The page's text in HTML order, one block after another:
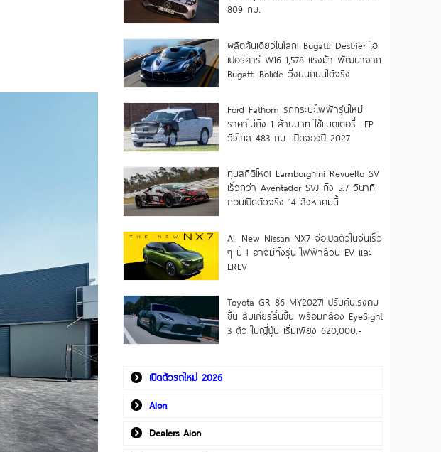
809 กม.
ผลิตคันเดียวในโลก! Bugatti Destrier ไฮ
เปอร์คาร์ W16 1,578 แรงม้า พัฒนาจาก
Bugatti Bolide วิ่งบนถนนได้จริง
Ford Fathom รถกระบะไฟฟ้ารุ่นใหม่
ราคาไม่ถึง 1 ล้านบาท ใช้แบตเตอรี่ LFP
วิ่งไกล 483 กม. เปิดจองปี 2027
ทุบสถิติโหด! Lamborghini Revuelto SV
เร็วกว่า Aventador SVJ ถึง 5.7 วินาที
ก่อนเปิดตัวจริง 14 สิงหาคมนี้
All New Nissan NX7 จ่อเปิดตัวในจีนเร็ว
ๆ นี้ ! อาจมีทั้งรุ่น ไฟฟ้าล้วน EV และ
EREV
Toyota GR 86 MY2027! ปรับคันเร่งคม
ขึ้น สับเกียร์ลื่นขึ้น พร้อมกล้อง EyeSight
3 ตัว ในญี่ปุ่น เริ่มเพียง 620,000.-
เปิดตัวรถใหม่ 2026
Aion
Dealers Aion